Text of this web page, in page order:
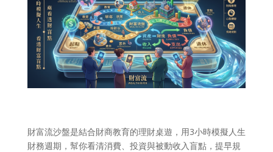
財富流沙盤是結合財商教育的理財桌遊，用3小時模擬人生
財務週期，幫你看清消費、投資與被動收入盲點，提早規